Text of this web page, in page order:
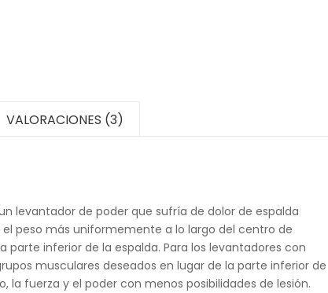
VALORACIONES (3)
levantador de poder que sufría de dolor de espalda
peso más uniformemente a lo largo del centro de
inferior de la espalda. Para los levantadores con
musculares deseados en lugar de la parte inferior de
fuerza y el poder con menos posibilidades de lesión.